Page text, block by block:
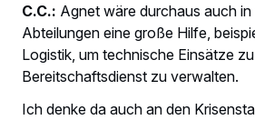
C.C.: Agnet wäre durchaus auch in
Abteilungen eine große Hilfe,
Logistik, um technische Einsätze
Bereitschaftsdienst zu verwalten.
Ich denke da auch an den